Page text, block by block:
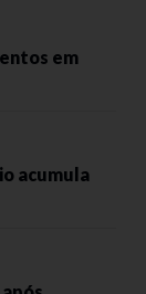
em
acumula